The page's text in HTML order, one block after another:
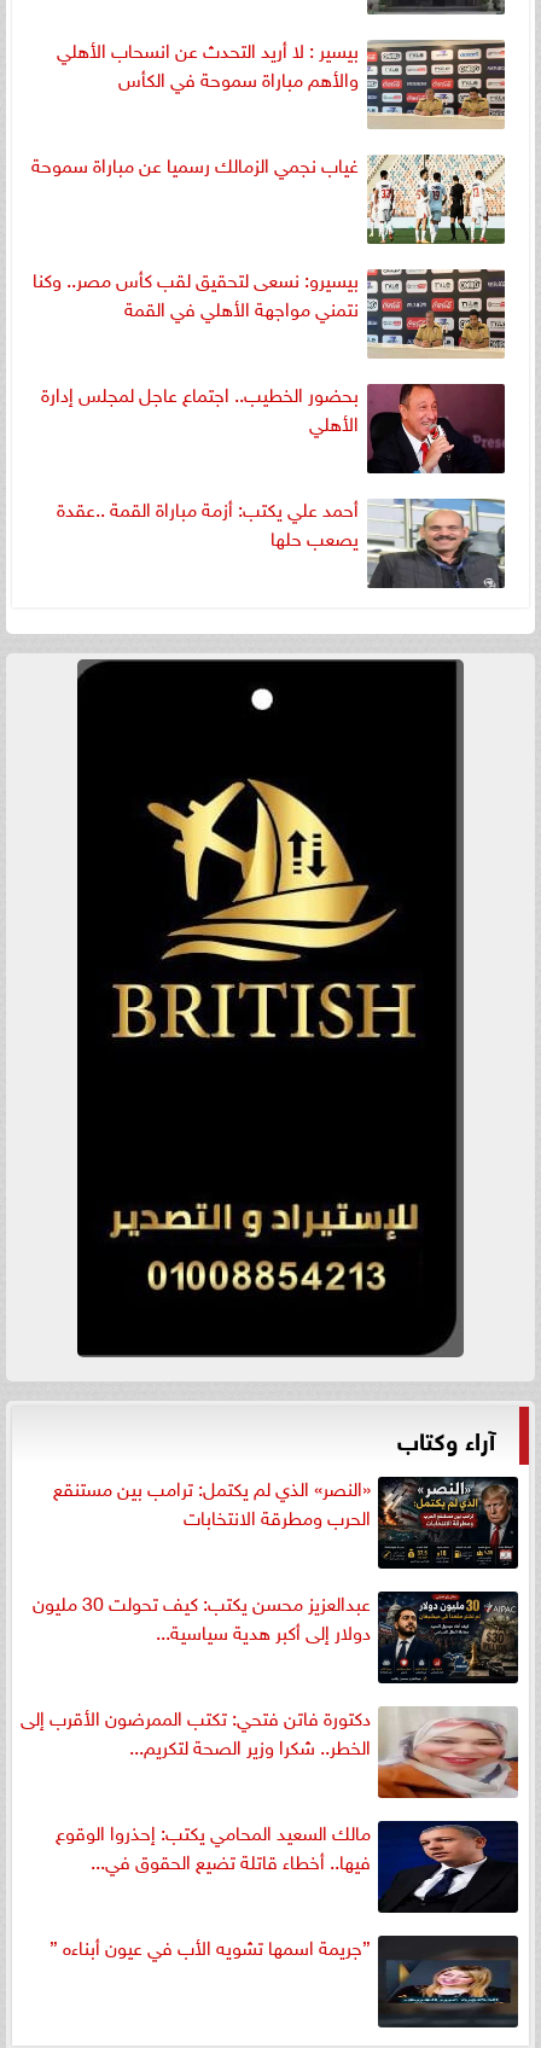
بيسير : لا أريد التحدث عن انسحاب الأهلي
والأهم مباراة سموحة في الكأس
غياب نجمي الزمالك رسميا عن مباراة سموحة
بيسيرو: نسعى لتحقيق لقب كأس مصر.. وكنا
نتمني مواجهة الأهلي في القمة
بحضور الخطيب.. اجتماع عاجل لمجلس إدارة
الأهلي
أحمد علي يكتب: أزمة مباراة القمة ..عقدة
يصعب حلها
آراء وكتاب
«النصر» الذي لم يكتمل: ترامب بين مستنقع
الحرب ومطرقة الانتخابات
عبدالعزيز محسن يكتب: كيف تحولت 30 مليون
دولار إلى أكبر هدية سياسية...
دكتورة فاتن فتحي: تكتب الممرضون الأقرب إلى
الخطر.. شكرا وزير الصحة لتكريم...
مالك السعيد المحامي يكتب: إحذروا الوقوع
فيها.. أخطاء قاتلة تضيع الحقوق في...
”جريمة اسمها تشويه الأب في عيون أبناءه ”